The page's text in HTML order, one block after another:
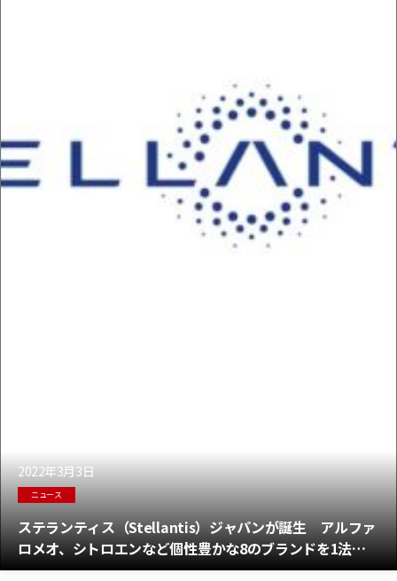
2022年3月3日
ニュース
ステランティス（Stellantis）ジャパンが誕生 アルファ
ロメオ、シトロエンなど個性豊かな8のブランドを1法人
の下に統合